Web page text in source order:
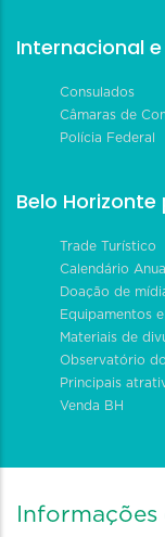
Internacional
Consulados
Câmaras de
Polícia Federal
Belo
Trade Turístico
Calendário
Doação de
Equipamentos
Materiais de
Observatório
Principais
Venda BH